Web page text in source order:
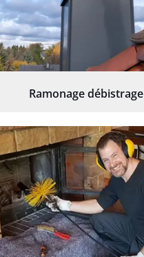
Ramonage débistrage